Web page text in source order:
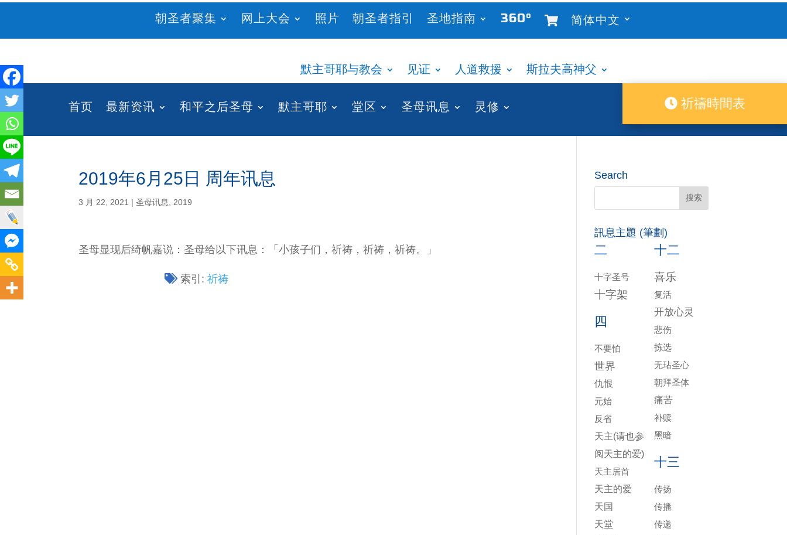
朝圣者聚集 网上大会 照片 朝圣者指引 圣地指南 360° 简体中文
默主哥耶与教会 见证 人道救援 斯拉夫高神父
首页 最新资讯 和平之后圣母 默主哥耶 堂区 圣母讯息 灵修 祈禱時間表
2019年6月25日 周年讯息
3 月 22, 2021 |圣母讯息 2019
圣母显现后绮帆嘉说：圣母给以下讯息：「小孩子们，祈祷，祈祷，祈祷。」
索引:祈祷
Search
訊息主題 (筆劃)
二
十字圣号
十字架
四
不要怕
世界
仇恨
元始
反省
天主(请也参
阅天主的爱)
天主居首
天主的爱
天国
天堂
十二
喜乐
复活
开放心灵
悲伤
拣选
无玷圣心
朝拜圣体
痛苦
补赎
黑暗
十三
传扬
传播
传递